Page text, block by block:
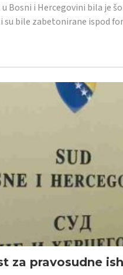
Bosni i Hercegovini bila je
bile zabetonirane ispod
za pravosudne